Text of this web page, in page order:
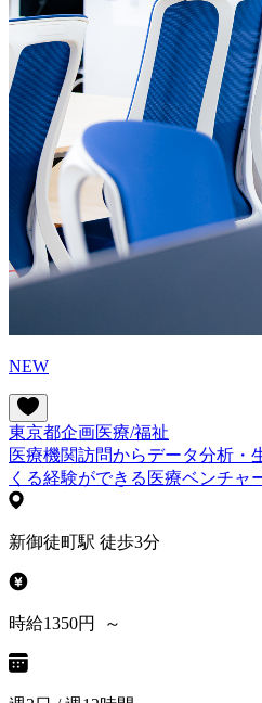
NEW
東京都企画医療/福祉
医療機関訪問からデータ分析・
くる経験ができる医療ベンチャ
新御徒町駅 徒歩3分
時給1350円 ～